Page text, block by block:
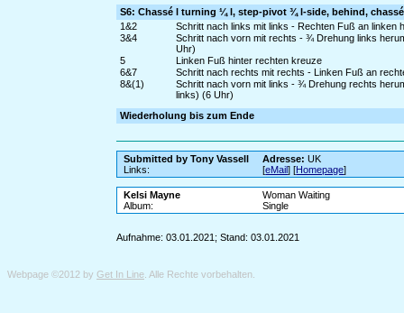
S6: Chassé l turning ¼ l, step-pivot ¾ l-side, behind,
1&2
Schritt nach links mit links - Rechten Fuß an
3&4
Schritt nach vorn mit rechts - ¾ Drehung links
Uhr)
5
Linken Fuß hinter rechten kreuze
6&7
Schritt nach rechts mit rechts - Linken Fuß an
8&(1)
Schritt nach vorn mit links - ¾ Drehung rechts
links) (6 Uhr)
Wiederholung bis zum Ende
Submitted by Tony Vassell Adresse: UK
Links:
[eMail] [Homepage]
Kelsi Mayne
Woman Waiting
Album:
Single
Aufnahme: 03.01.2021; Stand: 03.01.2021
Webpage ©2012 by Get In Line . Alle Rechte vorbehalten.